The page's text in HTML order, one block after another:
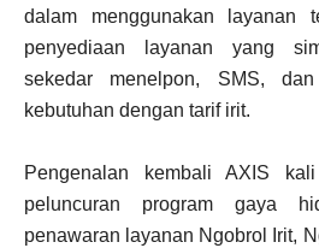
dalam menggunakan layanan
penyediaan layanan yang
sekedar menelpon, SMS,
kebutuhan dengan tarif irit.
Pengenalan kembali AXIS
peluncuran program gaya
penawaran layanan Ngobrol Irit,